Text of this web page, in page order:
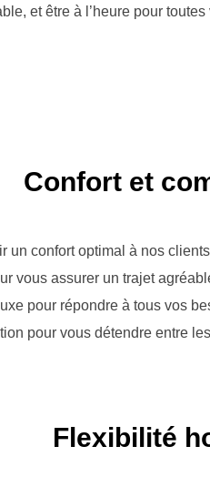
et être à l’heure pour
Confort et
un confort optimal à nos
vous assurer un trajet
pour répondre à tous vos
pour vous détendre entre
Flexibilité